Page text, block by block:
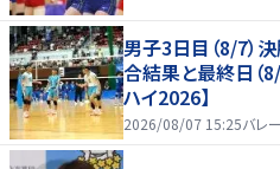
男子3日目（8/7）
合結果と最終日（
ハイ2026】
2026/08/07 15:25バレー